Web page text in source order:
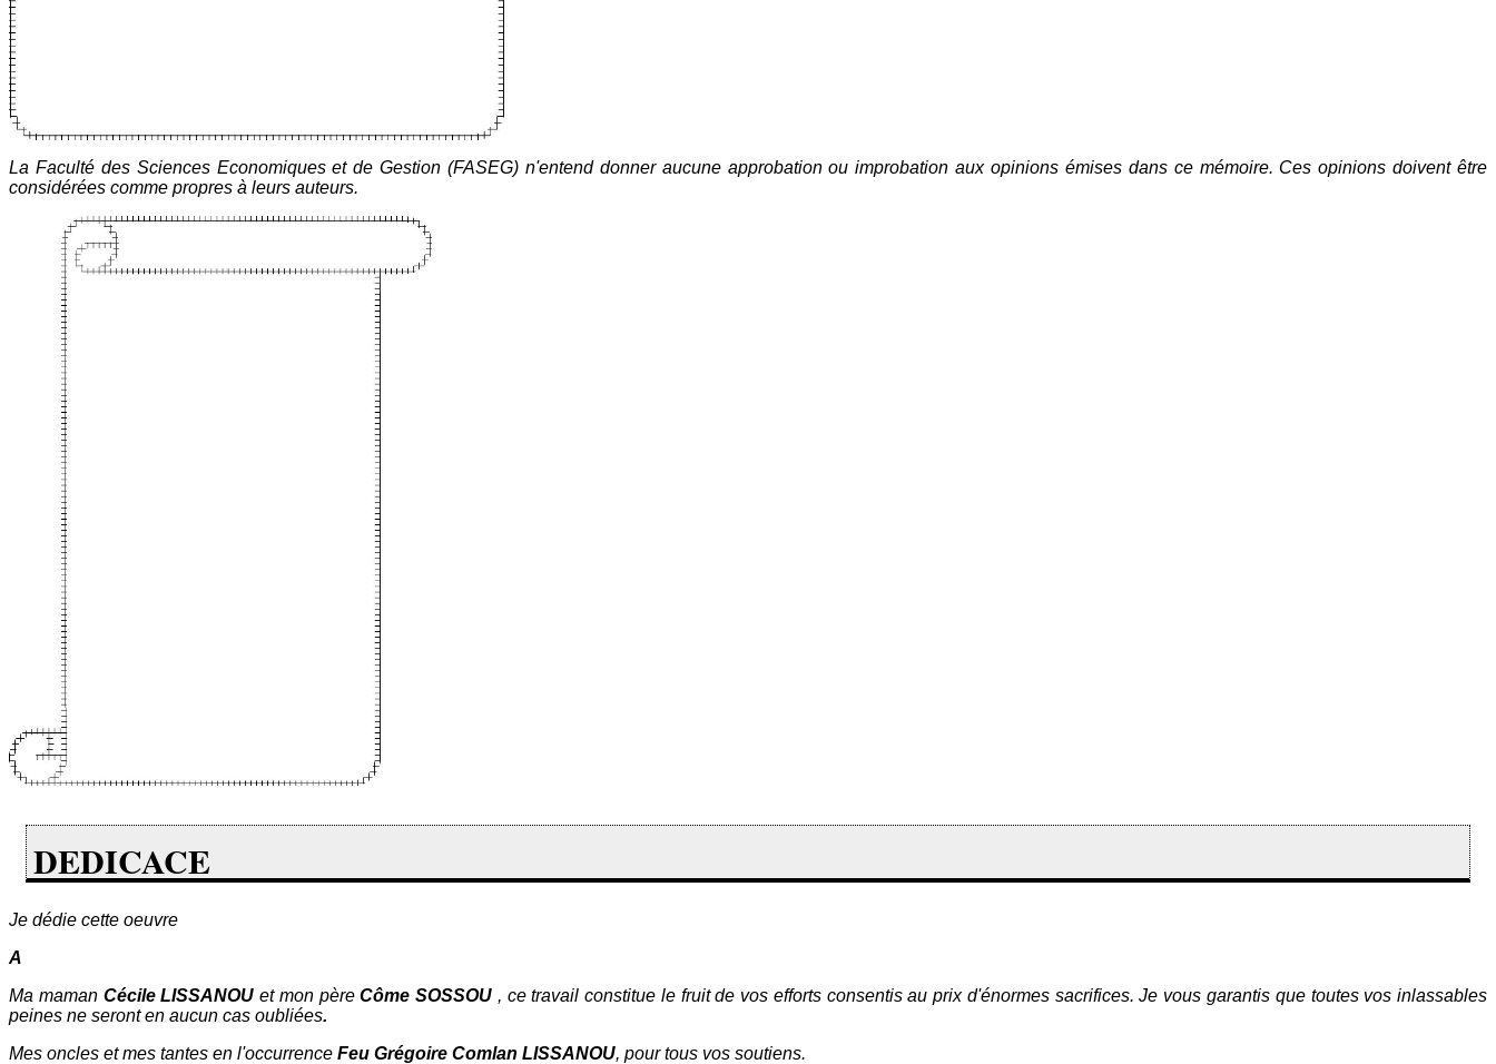
La Faculté des Sciences Economiques et de Gestion (FASEG) n'entend donner aucune approbation ou improbation aux opinions émises dans ce mémoire. Ces opinions doivent être
considérées comme propres à leurs auteurs.
DEDICACE
Je dédie cette oeuvre
A
Ma maman Cécile LISSANOUet mon pèreCôme SOSSOU , ce travail constitue le fruit de vos efforts consentis au prix d'énormes sacrifices. Je vous garantis que toutes vos inlassables
peines ne seront en aucun cas oubliées.
Mes oncles et mes tantes en l'occurrence Feu Grégoire Comlan LISSANOU, pour tous vos soutiens.